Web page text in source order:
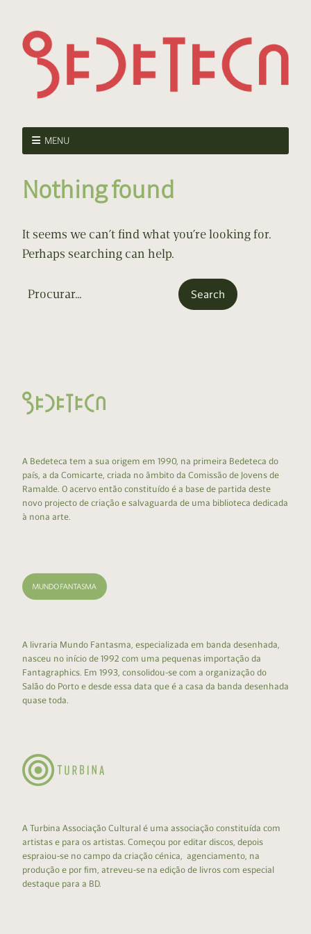
MENU
Nothing found
It seems we can’t find what you’re looking for.
Perhaps searching can help.
A Bedeteca tem a sua origem em 1990, na primeira Bedeteca do
país, a da Comicarte, criada no âmbito da Comissão de Jovens de
Ramalde. O acervo então constituído é a base de partida deste
novo projecto de criação e salvaguarda de uma biblioteca dedicada
à nona arte.
A livraria Mundo Fantasma, especializada em banda desenhada,
nasceu no início de 1992 com uma pequenas importação da
Fantagraphics. Em 1993, consolidou-se com a organização do
Salão do Porto e desde essa data que é a casa da banda desenhada
quase toda.
A Turbina Associação Cultural é uma associação constituída com
artistas e para os artistas. Começou por editar discos, depois
espraiou-se no campo da criação cénica, agenciamento, na
produção e por fim, atreveu-se na edição de livros com especial
destaque para a BD.